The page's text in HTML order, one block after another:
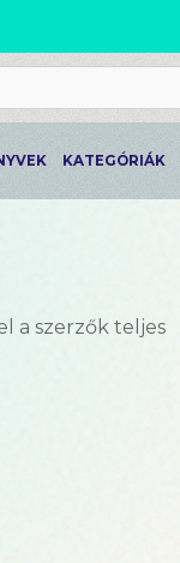
KATEGÓRIÁK
a szerzők teljes